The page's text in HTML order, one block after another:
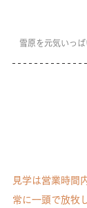
雪原を元気いっ
見学は営業時間
常に一頭で放牧